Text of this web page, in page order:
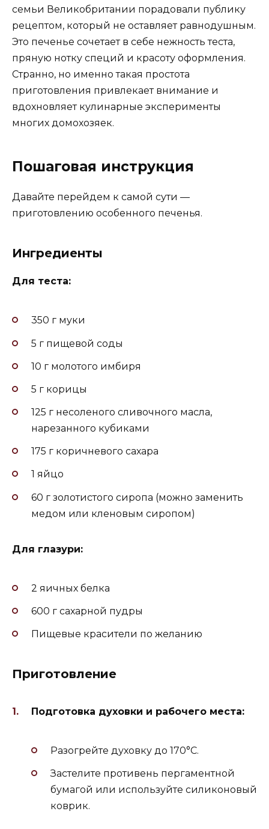
семьи Великобритании порадовали публику
рецептом, который не оставляет равнодушным.
Это печенье сочетает в себе нежность теста,
пряную нотку специй и красоту оформления.
Странно, но именно такая простота
приготовления привлекает внимание и
вдохновляет кулинарные эксперименты
многих домохозяек.
Пошаговая инструкция
Давайте перейдем к самой сути —
приготовлению особенного печенья.
Ингредиенты
Для теста:
350 г муки
5 г пищевой соды
10 г молотого имбиря
5 г корицы
125 г несоленого сливочного масла,
нарезанного кубиками
175 г коричневого сахара
1 яйцо
60 г золотистого сиропа (можно заменить
медом или кленовым сиропом)
Для глазури:
2 яичных белка
600 г сахарной пудры
Пищевые красители по желанию
Приготовление
Подготовка духовки и рабочего места:
Разогрейте духовку до 170°C.
Застелите противень пергаментной
бумагой или используйте силиконовый
коврик.